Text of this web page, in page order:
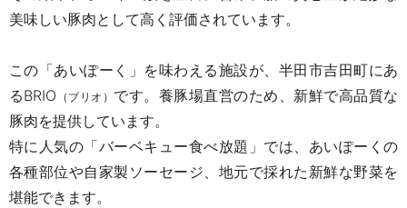
美味しい豚肉として高く評価されています。
この「あいぽーく」を味わえる施設が、半田市吉田町にあ
るBRIO （ブリオ） です。養豚場直営のため、新鮮で高品質な
豚肉を提供しています。
特に人気の「バーベキュー食べ放題」では、あいぽーくの
各種部位や自家製ソーセージ、地元で採れた新鮮な野菜を
堪能できます。